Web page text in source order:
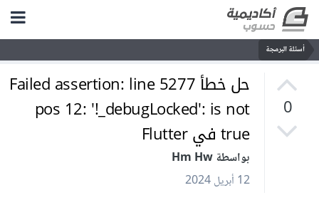
أسئلة البرمجة
0
حل خطأ Failed assertion: line 5277
pos 12: '!_debugLocked': is not
true في Flutter
بواسطة Hm Hw
12 أبريل 2024